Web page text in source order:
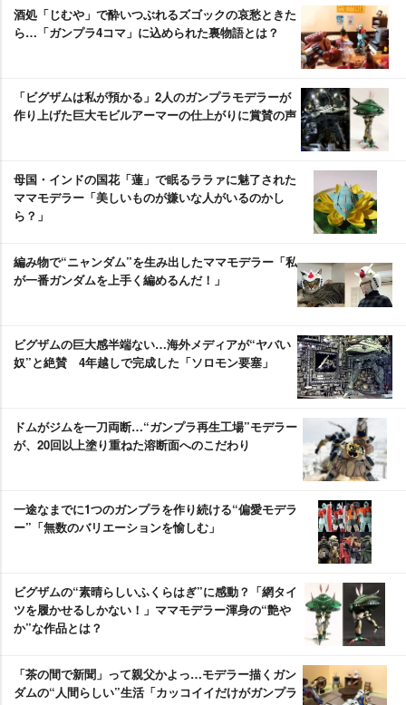
酒処「じむや」で酔いつぶれるズゴックの哀愁ときた
ら…「ガンプラ4コマ」に込められた裏物語とは？
「ビグザムは私が預かる」2人のガンプラモデラーが
作り上げた巨大モビルアーマーの仕上がりに賞賛の声
母国・インドの国花「蓮」で眠るララァに魅了された
ママモデラー「美しいものが嫌いな人がいるのかし
ら？」
編み物で“ニャンダム”を生み出したママモデラー「私
が一番ガンダムを上手く編めるんだ！」
ビグザムの巨大感半端ない…海外メディアが“ヤバい
奴”と絶賛 4年越しで完成した「ソロモン要塞」
ドムがジムを一刀両断…“ガンプラ再生工場”モデラー
が、20回以上塗り重ねた溶断面へのこだわり
一途なまでに1つのガンプラを作り続ける“偏愛モデラ
ー”「無数のバリエーションを愉しむ」
ビグザムの“素晴らしいふくらはぎ”に感動？「網タイ
ツを履かせるしかない！」ママモデラー渾身の“艶
か”な作品とは？
「茶の間で新聞」って親父かよっ…モデラー描くガン
ダムの“人間らしい”生活「カッコイイだけがガンプラ